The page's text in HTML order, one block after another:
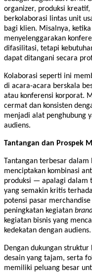
organizer, produksi kreatif,
berkolaborasi lintas unit
bagi klien. Misalnya,
menyelenggarakan
difasilitasi, tetapi
dapat ditangani secara
Kolaborasi seperti ini
di acara-acara berskala
atau konferensi korporat.
cermat dan konsisten
menjadi alat penghubung
audiens.
Tantangan dan Prospek
Tantangan terbesar
menciptakan kombinasi
produksi — apalagi dalam
yang semakin kritis
potensi pasar
peningkatan kegiatan
kegiatan bisnis yang
kedekatan dengan audiens.
Dengan dukungan
desain yang tajam, serta
memiliki peluang besar